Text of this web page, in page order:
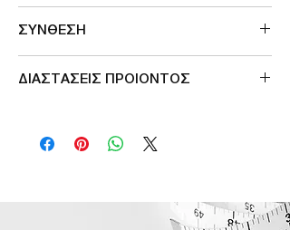
ΣΥΝΘΕΣΗ
ΔΙΑΣΤΑΣΕΙΣ ΠΡΟΙΟΝΤΟΣ